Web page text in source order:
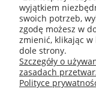
wyjątkiem
swoich potrzeb,
zgodę możesz w
zmienić, klikając
dole strony.
Szczegóły o
zasadach
Polityce